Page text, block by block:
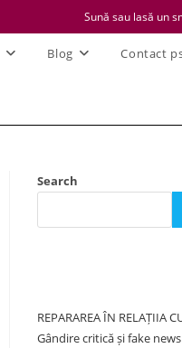
Sună sau lasă un
Blog Contact
Search
REPARAREA ÎN RELAȚIIA
Gândire critică și fake